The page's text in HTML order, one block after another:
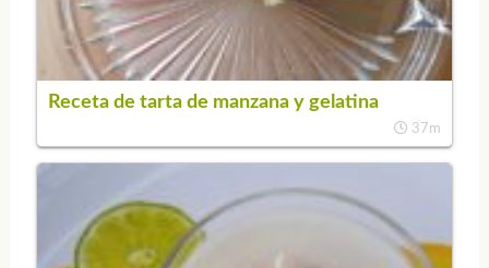
Receta de tarta de manzana y gelatina
37m